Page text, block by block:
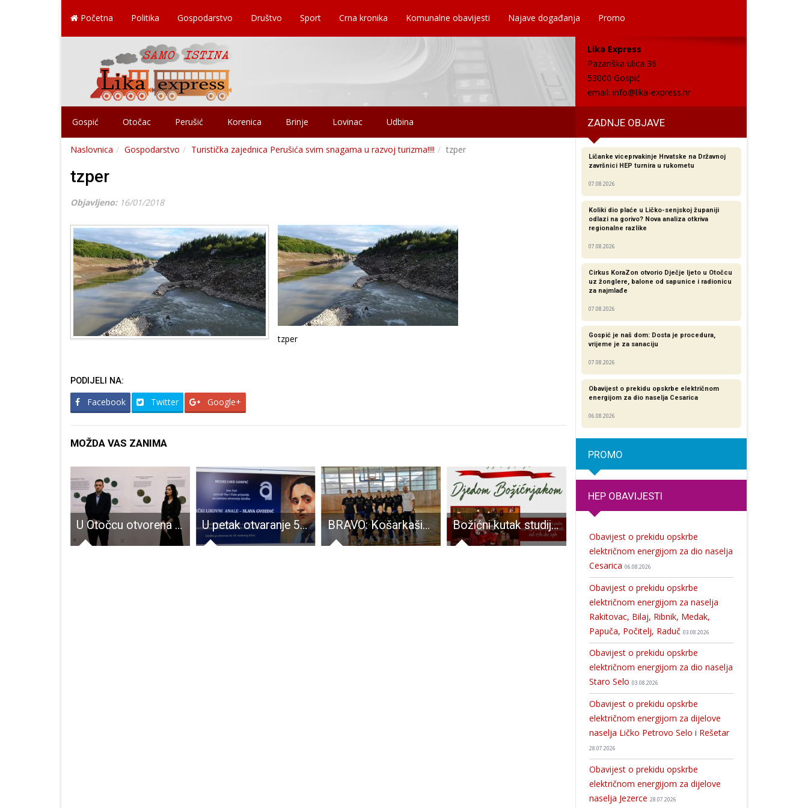
Početna Politika Gospodarstvo Društvo Sport Crna kronika Komunalne obavijesti Najave događanja Promo
Lika Express
Pazariška ulica 36
53000 Gospić
email: info@lika-express.hr
Gospić Otočac Perušić Korenica Brinje Lovinac Udbina ZADNJE OBJAVE
Naslovnica Gospodarstvo Turistička zajednica Perušića svim snagama u razvoj turizma!!!! tzper
tzper
Objavljeno: 16/01/2018
tzper
PODIJELI NA:
Facebook Twitter Google+
MOŽDA VAS ZANIMA
U Otočcu otvorena izložba o antičkom novcu U petak otvaranje 51.Likanala BRAVO: Košarkašice Gospića 2007.godišta 5. u Hrvatskoj!!! Božićni kutak studija FMI i Highlander’s puba
Ličanke viceprvakinje Hrvatske na Državnoj
završnici HEP turnira u rukometu
07.08.2026
Koliki dio plaće u Ličko-senjskoj županiji
odlazi na gorivo? Nova analiza otkriva
regionalne razlike​
07.08.2026
Cirkus KoraZon otvorio Dječje ljeto u Otočcu
uz žonglere, balone od sapunice i radionicu
za najmlađe
07.08.2026
Gospić je naš dom: Dosta je procedura,
vrijeme je za sanaciju
07.08.2026
Obavijest o prekidu opskrbe električnom
energijom za dio naselja Cesarica
06.08.2026
PROMO
HEP OBAVIJESTI
Obavijest o prekidu opskrbe
električnom energijom za dio naselja
Cesarica 06.08.2026
Obavijest o prekidu opskrbe
električnom energijom za naselja
Rakitovac, Bilaj, Ribnik, Medak,
Papuča, Počitelj, Raduč 03.08.2026
Obavijest o prekidu opskrbe
električnom energijom za dio naselja
Staro Selo 03.08.2026
Obavijest o prekidu opskrbe
električnom energijom za dijelove
naselja Ličko Petrovo Selo i Rešetar
28.07.2026
Obavijest o prekidu opskrbe
električnom energijom za dijelove
naselja Jezerce 28.07.2026